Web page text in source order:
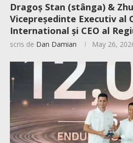
Dragoș Stan (stânga) &
Vicepreședinte Executiv al
International și CEO al
scris de Dan Damian May 26,